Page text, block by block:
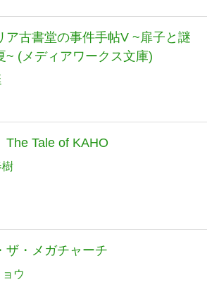
ア古書堂の事件手帖V ~扉子と謎
~ (メディアワークス文庫)
Tale of KAHO
樹
ザ・メガチャーチ
ウ